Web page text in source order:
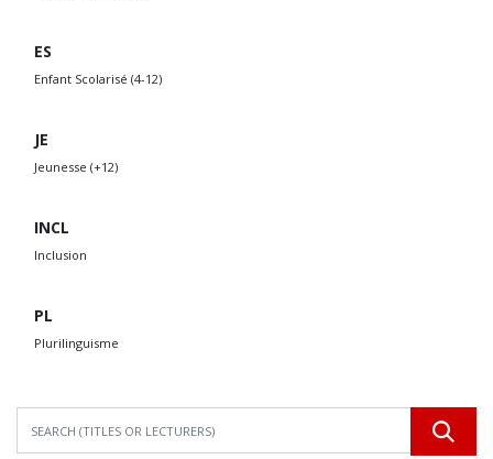
ES
Enfant Scolarisé (4-12)
JE
Jeunesse (+12)
INCL
Inclusion
PL
Plurilinguisme